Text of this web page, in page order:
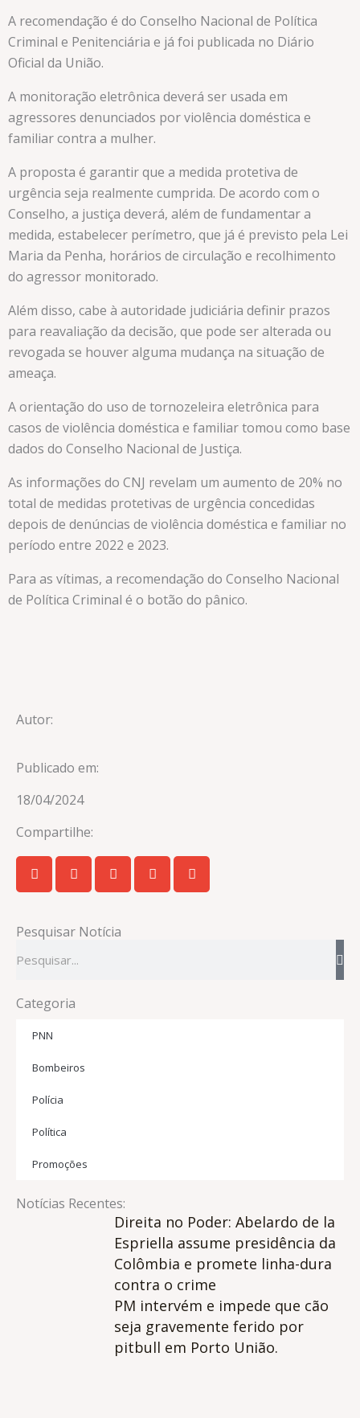
A recomendação é do Conselho Nacional de Política
Criminal e Penitenciária e já foi publicada no Diário
Oficial da União.
A monitoração eletrônica deverá ser usada em
agressores denunciados por violência doméstica e
familiar contra a mulher.
A proposta é garantir que a medida protetiva de
urgência seja realmente cumprida. De acordo com o
Conselho, a justiça deverá, além de fundamentar a
medida, estabelecer perímetro, que já é previsto pela Lei
Maria da Penha, horários de circulação e recolhimento
do agressor monitorado.
Além disso, cabe à autoridade judiciária definir prazos
para reavaliação da decisão, que pode ser alterada ou
revogada se houver alguma mudança na situação de
ameaça.
A orientação do uso de tornozeleira eletrônica para
casos de violência doméstica e familiar tomou como base
dados do Conselho Nacional de Justiça.
As informações do CNJ revelam um aumento de 20% no
total de medidas protetivas de urgência concedidas
depois de denúncias de violência doméstica e familiar no
período entre 2022 e 2023.
Para as vítimas, a recomendação do Conselho Nacional
de Política Criminal é o botão do pânico.
Autor:
Publicado em:
18/04/2024
Compartilhe:
Pesquisar Notícia
Categoria
PNN
Bombeiros
Polícia
Política
Promoções
Notícias Recentes:
Direita no Poder: Abelardo de la
Espriella assume presidência da
Colômbia e promete linha-dura
contra o crime
PM intervém e impede que cão
seja gravemente ferido por
pitbull em Porto União.